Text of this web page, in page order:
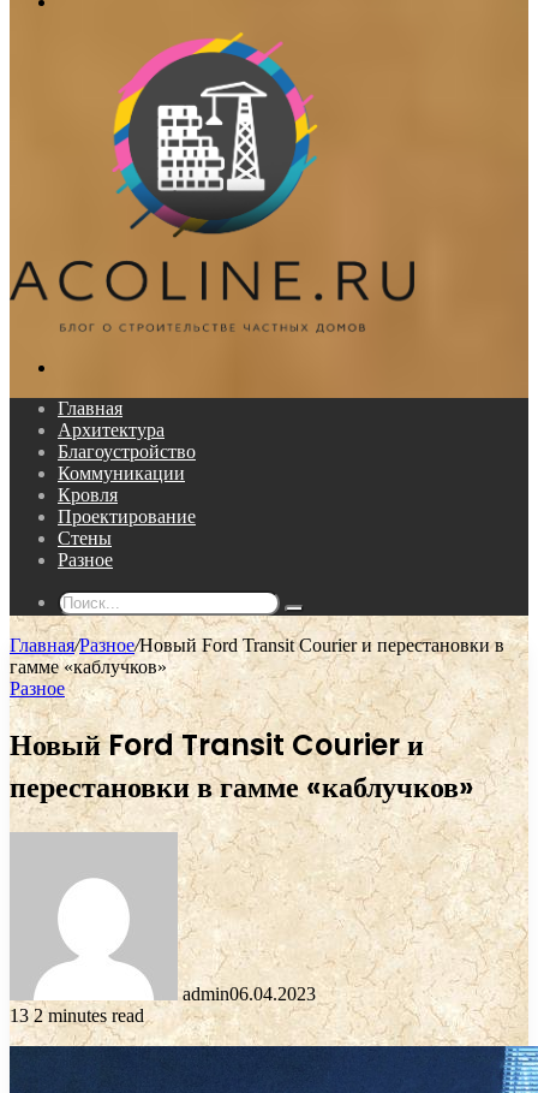
Главная
Архитектура
Благоустройство
Коммуникации
Кровля
Проектирование
Стены
Разное
Поиск...
Главная/Разное/Новый Ford Transit Courier и перестановки в
гамме «каблучков»
Разное
Новый Ford Transit Courier и
перестановки в гамме «каблучков»
admin06.04.2023
132 minutes read